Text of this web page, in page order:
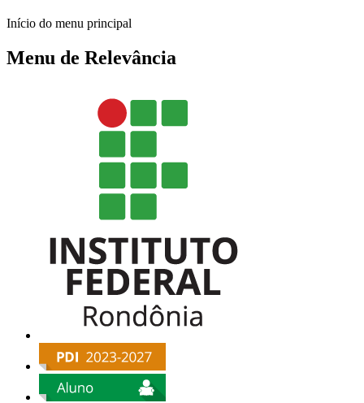
Início do menu principal
Menu de Relevância